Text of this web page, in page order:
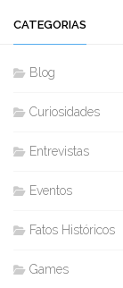
CATEGORIAS
Blog
Curiosidades
Entrevistas
Eventos
Fatos Históricos
Games